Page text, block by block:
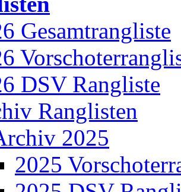
Gesamtrangliste
DSV Rangliste
Ranglisten
2025
2025